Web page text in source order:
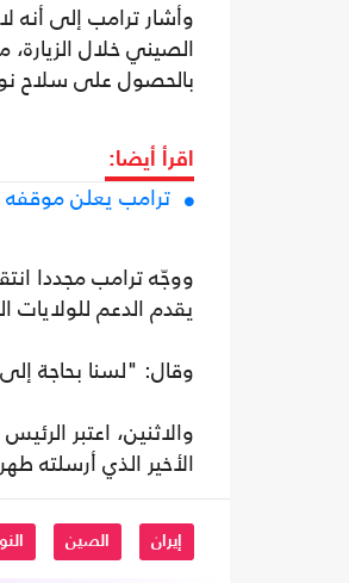
وأشار ترامب إلى أنه
الصيني خلال
بالحصول على سلاح
اقرأ أيضا:
ترامب يعلن موقفه
ووجّه ترامب مجددا
يقدم الدعم للولايات
وقال: "لسنا بحاجة إلى
والاثنين، اعتبر
الأخير الذي أرسلته
إيران الصين